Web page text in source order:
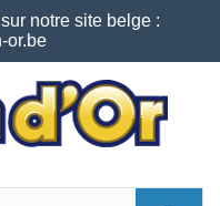
notre site belge :
or.be